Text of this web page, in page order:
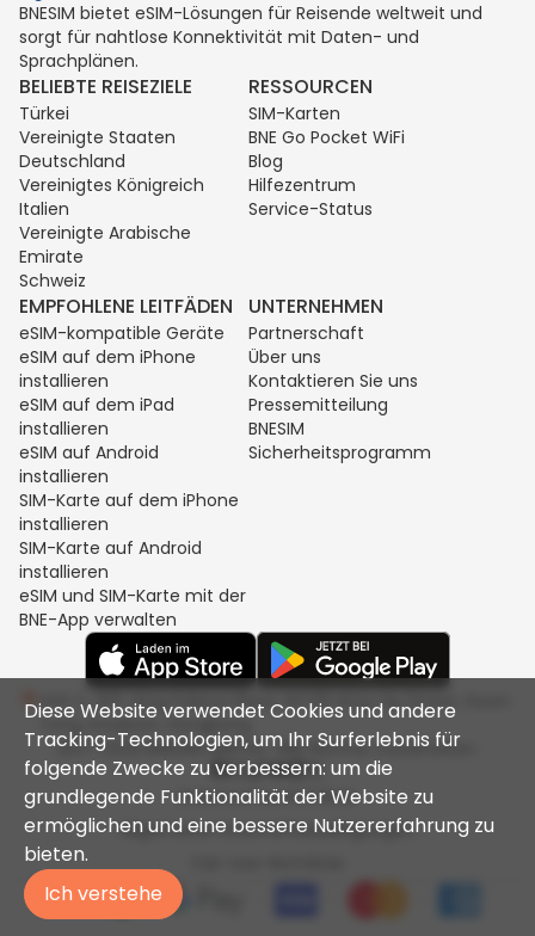
BNESIM bietet eSIM-Lösungen für Reisende weltweit und
sorgt für nahtlose Konnektivität mit Daten- und
Sprachplänen.
BELIEBTE REISEZIELE
Türkei
Vereinigte Staaten
Deutschland
Vereinigtes Königreich
Italien
Vereinigte Arabische
Emirate
Schweiz
RESSOURCEN
SIM-Karten
BNE Go Pocket WiFi
Blog
Hilfezentrum
Service-Status
EMPFOHLENE LEITFÄDEN
eSIM-kompatible Geräte
eSIM auf dem iPhone
installieren
eSIM auf dem iPad
installieren
eSIM auf Android
installieren
SIM-Karte auf dem iPhone
installieren
SIM-Karte auf Android
installieren
eSIM und SIM-Karte mit der
BNE-App verwalten
UNTERNEHMEN
Partnerschaft
Über uns
Kontaktieren Sie uns
Pressemitteilung
BNESIM
Sicherheitsprogramm
Unit C, 8/F, King Palace Plaza, NO:55 King Yip Street, Kwun
Tong, Kowloon, Hongkong
2017-2026 BNESIM LIMITED. Alle Rechte vorbehalten.
Datenschutzrichtlinie
Allgemeine Geschäftsbedingungen
Diese Website verwendet Cookies und andere
Tracking-Technologien, um Ihr Surferlebnis für
folgende Zwecke zu verbessern: um die
grundlegende Funktionalität der Website zu
ermöglichen und eine bessere Nutzererfahrung zu
bieten.
Ich verstehe